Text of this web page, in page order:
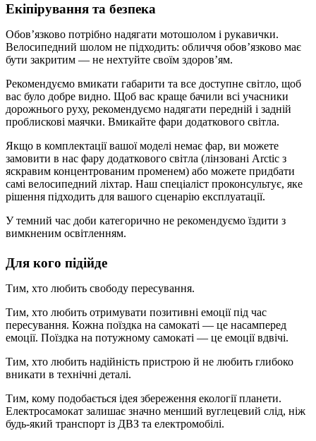
Екіпірування та безпека
Обов’язково потрібно надягати мотошолом і рукавички.
Велосипедний шолом не підходить: обличчя обов’язково має
бути закритим — не нехтуйте своїм здоров’ям.
Рекомендуємо вмикати габарити та все доступне світло, щоб
вас було добре видно. Щоб вас краще бачили всі учасники
дорожнього руху, рекомендуємо надягати передній і задній
проблискові маячки. Вмикайте фари додаткового світла.
Якщо в комплектації вашої моделі немає фар, ви можете
замовити в нас фару додаткового світла (лінзовані Arctic з
яскравим концентрованим променем) або можете придбати
самі велосипедний ліхтар. Наш спеціаліст проконсультує, яке
рішення підходить для вашого сценарію експлуатації.
У темний час доби категорично не рекомендуємо їздити з
вимкненим освітленням.
Для кого підійде
Тим, хто любить свободу пересування.
Тим, хто любить отримувати позитивні емоції під час
пересування. Кожна поїздка на самокаті — це насамперед
емоції. Поїздка на потужному самокаті — це емоції вдвічі.
Тим, хто любить надійність пристрою й не любить глибоко
вникати в технічні деталі.
Тим, кому подобається ідея збереження екології планети.
Електросамокат залишає значно менший вуглецевий слід, ніж
будь-який транспорт із ДВЗ та електромобілі.